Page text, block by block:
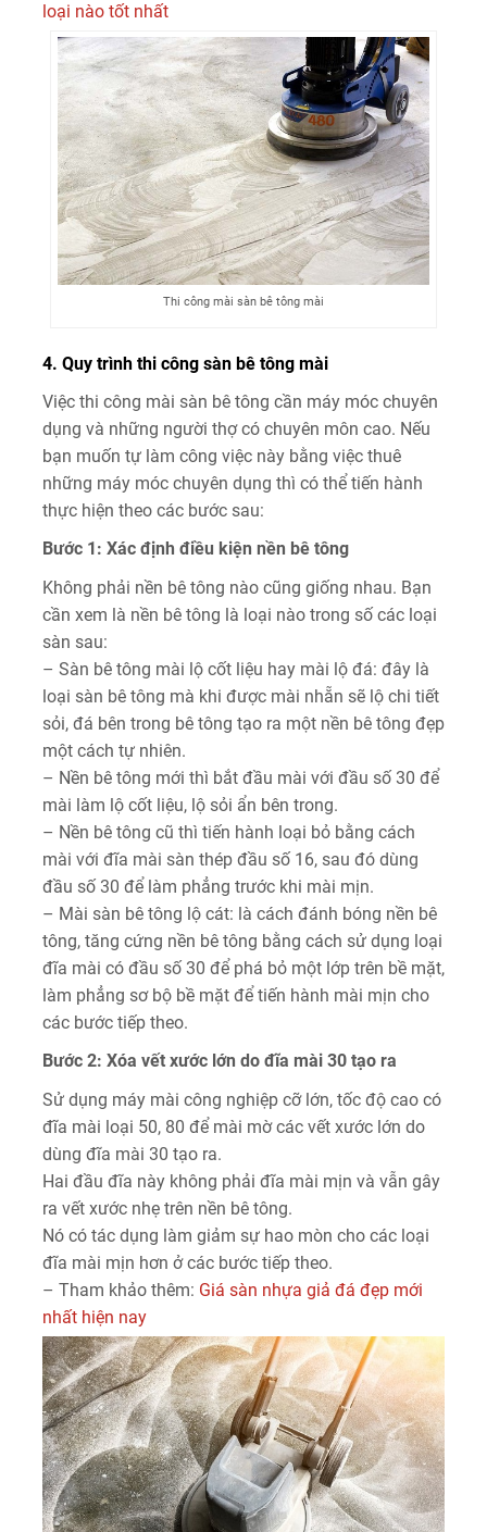
loại nào tốt nhất
Thi công mài sàn bê tông mài
4. Quy trình thi công sàn bê tông mài
Việc thi công mài sàn bê tông cần máy móc chuyên
dụng và những người thợ có chuyên môn cao. Nếu
bạn muốn tự làm công việc này bằng việc thuê
những máy móc chuyên dụng thì có thể tiến hành
thực hiện theo các bước sau:
Bước 1: Xác định điều kiện nền bê tông
Không phải nền bê tông nào cũng giống nhau. Bạn
cần xem là nền bê tông là loại nào trong số các loại
sàn sau:
– Sàn bê tông mài lộ cốt liệu hay mài lộ đá: đây là
loại sàn bê tông mà khi được mài nhẵn sẽ lộ chi tiết
sỏi, đá bên trong bê tông tạo ra một nền bê tông đẹp
một cách tự nhiên.
– Nền bê tông mới thì bắt đầu mài với đầu số 30 để
mài làm lộ cốt liệu, lộ sỏi ẩn bên trong.
– Nền bê tông cũ thì tiến hành loại bỏ bằng cách
mài với đĩa mài sàn thép đầu số 16, sau đó dùng
đầu số 30 để làm phẳng trước khi mài mịn.
– Mài sàn bê tông lộ cát: là cách đánh bóng nền bê
tông, tăng cứng nền bê tông bằng cách sử dụng loại
đĩa mài có đầu số 30 để phá bỏ một lớp trên bề mặt,
làm phẳng sơ bộ bề mặt để tiến hành mài mịn cho
các bước tiếp theo.
Bước 2: Xóa vết xước lớn do đĩa mài 30 tạo ra
Sử dụng máy mài công nghiệp cỡ lớn, tốc độ cao có
đĩa mài loại 50, 80 để mài mờ các vết xước lớn do
dùng đĩa mài 30 tạo ra.
Hai đầu đĩa này không phải đĩa mài mịn và vẫn gây
ra vết xước nhẹ trên nền bê tông.
Nó có tác dụng làm giảm sự hao mòn cho các loại
đĩa mài mịn hơn ở các bước tiếp theo.
– Tham khảo thêm: Giá sàn nhựa giả đá đẹp mới
nhất hiện nay